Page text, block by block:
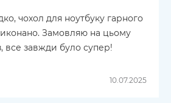
чохол для ноутбуку гарного
Замовляю на цьому
все завжди було супер!
10.07.2025